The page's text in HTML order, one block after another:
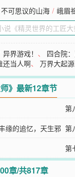
不可思议的山海 / 峨眉
界游戏！ 、 四合院
还当人啊、万界大起源
》最新12章节
第
追
缘的追忆，天生邪
！
第
湖
第
章/共817章